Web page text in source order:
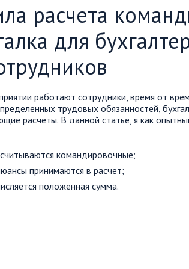
расчета
для
работают сотрудники, время от
трудовых обязанностей,
расчеты. В данной статье, я как
командировочные;
принимаются в расчет;
положенная сумма.